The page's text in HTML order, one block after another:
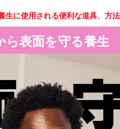
生に使用される便利な道具 方法
ら表面を守る養生